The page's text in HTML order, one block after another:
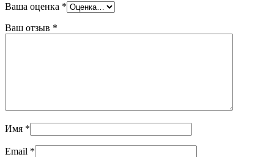
Ваша оценка *
Ваш отзыв *
Имя *
Email *